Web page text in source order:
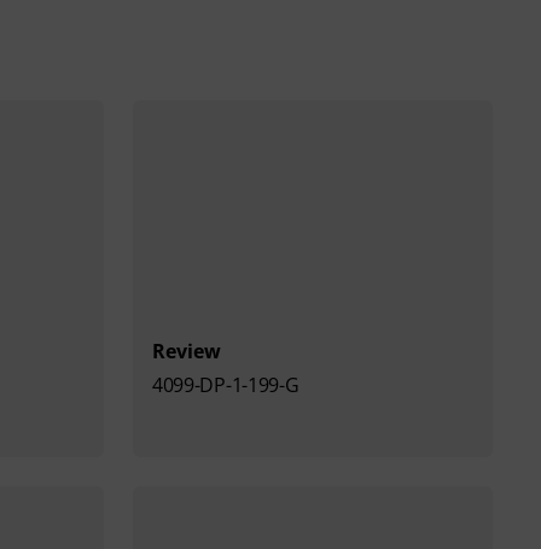
Review
4099-DP-1-199-G